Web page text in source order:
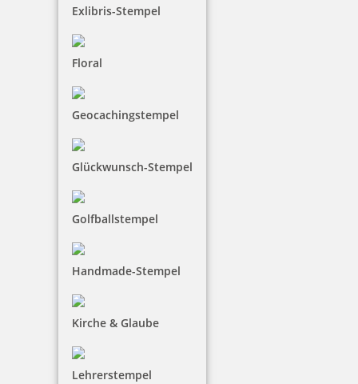
Exlibris-Stempel
Floral
Geocachingstempel
Glückwunsch-Stempel
Golfballstempel
Handmade-Stempel
Kirche & Glaube
Lehrerstempel
12,20 €
Jetzt gestalten
Holz Motivstempel Motiv Q8 Sehr Klug